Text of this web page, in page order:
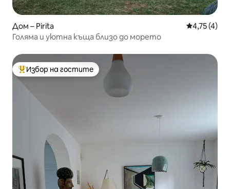
Дом – Pirita Средна
4,75 (4)
Голяма и уютна къща близо до морето
Най-популярен избор на гостите
Избор на гостите